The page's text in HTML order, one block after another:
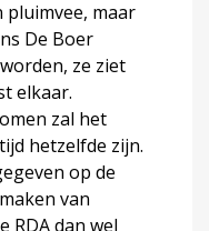
pluimvee, maar
De Boer
ze ziet
elkaar.
zal het
hetzelfde zijn.
op de
van
RDA dan wel